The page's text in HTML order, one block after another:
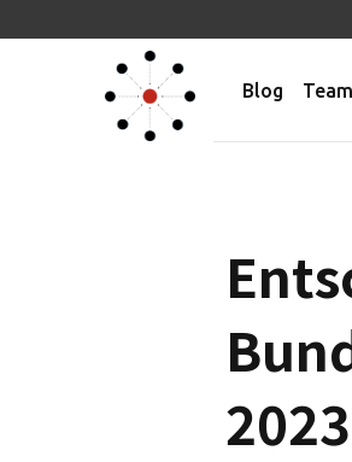
Blog Team